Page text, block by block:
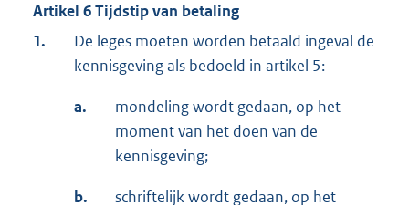
Artikel 6 Tijdstip van betaling
1.
De leges moeten worden betaald ingeval de
kennisgeving als bedoeld in artikel 5:
a.
mondeling wordt gedaan, op het
moment van het doen van de
kennisgeving;
b.
schriftelijk wordt gedaan, op het